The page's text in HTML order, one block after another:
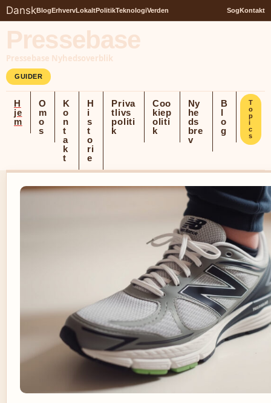
DanskBlogErhvervLokaltPolitikTeknologiVerden SogKontakt
Pressebase
Pressebase Nyhedsoverblik
GUIDER
H
je
m
O
m
o
s
K
o
n
t
a
k
t
H
i
s
t
o
ri
e
Priva
tlivs
politi
k
Coo
kiep
oliti
k
Ny
he
ds
bre
v
B
l
o
g
T
o
p
i
c
s